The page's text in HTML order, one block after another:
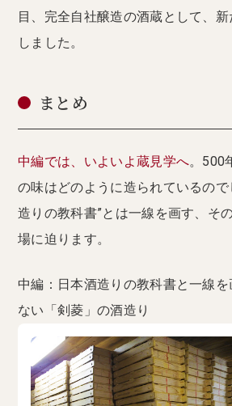
目、完全自社醸造の酒蔵として、
しました。
まとめ
中編では、いよいよ蔵見学へ。500
の味はどのように造られているので
造りの教科書”とは一線を画す、そ
場に迫ります。
中編：日本酒造りの教科書と一線
ない「剣菱」の酒造り